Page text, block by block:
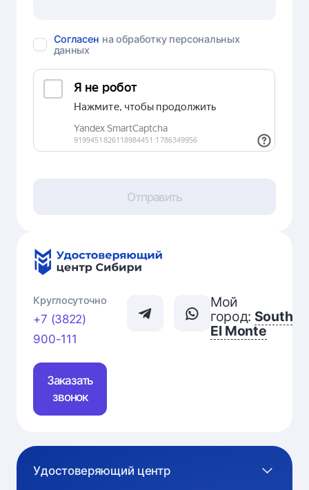
Согласен на обработку персональных
данных
Отправить
Круглосуточно
+7 (3822)
900-111
Заказать
звонок
Мой
город: South
El Monte
Удостоверяющий центр